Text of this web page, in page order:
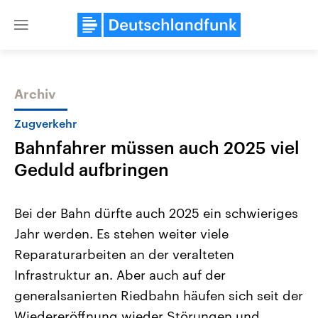
Close
Themen
Landtagswahl Sachsen-Anhalt
2026
Alle Informationen
Sachsen-Anhalt wählt am 6.
September 2026 einen neuen
Landtag. Seit 2021 wird das
Bundesland von einer Koalition aus
USA
Aktuelle Beiträge,
Hintergründe
Wirtschaftlich und
gehören die Vereinigten
den mächtigsten Ländern
mit großem Einfluss auf
Archiv
Zugverkehr
Bahnfahrer müssen auch 2025 viel
Geduld aufbringen
Bei der Bahn dürfte auch 2025 ein schwieriges
Jahr werden. Es stehen weiter viele
Reparaturarbeiten an der veralteten
Infrastruktur an. Aber auch auf der
generalsanierten Riedbahn häufen sich seit der